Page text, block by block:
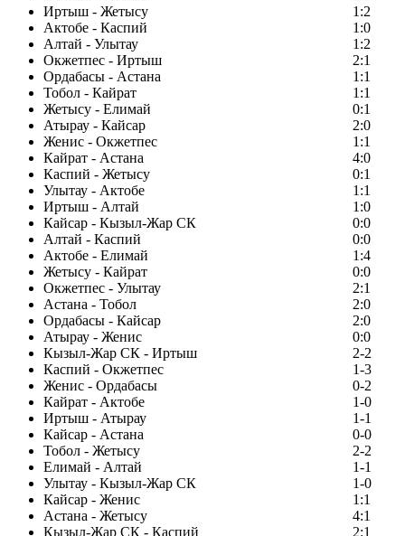
Иртыш - Жетысу
1:2
Актобе - Каспий
1:0
Алтай - Улытау
1:2
Окжетпес - Иртыш
2:1
Ордабасы - Астана
1:1
Тобол - Кайрат
1:1
Жетысу - Елимай
0:1
Атырау - Кайсар
2:0
Женис - Окжетпес
1:1
Кайрат - Астана
4:0
Каспий - Жетысу
0:1
Улытау - Актобе
1:1
Иртыш - Алтай
1:0
Кайсар - Кызыл-Жар СК
0:0
Алтай - Каспий
0:0
Актобе - Елимай
1:4
Жетысу - Кайрат
0:0
Окжетпес - Улытау
2:1
Астана - Тобол
2:0
Ордабасы - Кайсар
2:0
Атырау - Женис
0:0
Кызыл-Жар СК - Иртыш
2-2
Каспий - Окжетпес
1-3
Женис - Ордабасы
0-2
Кайрат - Актобе
1-0
Иртыш - Атырау
1-1
Кайсар - Астана
0-0
Тобол - Жетысу
2-2
Елимай - Алтай
1-1
Улытау - Кызыл-Жар СК
1-0
Кайсар - Женис
1:1
Астана - Жетысу
4:1
Кызыл-Жар СК - Каспий
2:1